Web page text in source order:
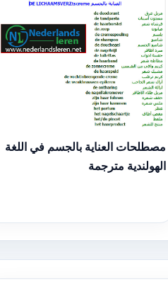
مصطلحات العناية بالجسم في اللغة
الهولندية مترجمة